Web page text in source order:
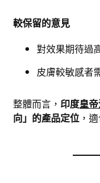
較保留的意見
對效果期待過
皮膚較敏感者
整體而言， 印度皇
向」的產品定位 ，